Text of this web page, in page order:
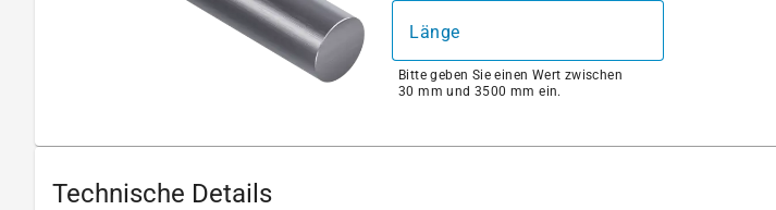
Länge
Bitte geben Sie einen Wert zwischen
30 mm und 3500 mm ein.
Technische Details